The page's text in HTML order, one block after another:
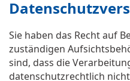
Sie haben das Recht auf
zuständigen
sind, dass die
datenschutzrechtlich